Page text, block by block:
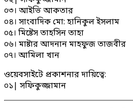
০৩। আইভি আকতার
০৪। সাংবাদিক মো: হানিকুল ইসলাম
০৫। মিষ্টেস তাহসিন তাহা
০৬। মাষ্টার আদনান মাহফুজ তাজবীর
০৭। আমিলা খান
ওয়েবসাইটে প্রকাশনার দায়িত্বে:
০১| সফিকুজ্জামান